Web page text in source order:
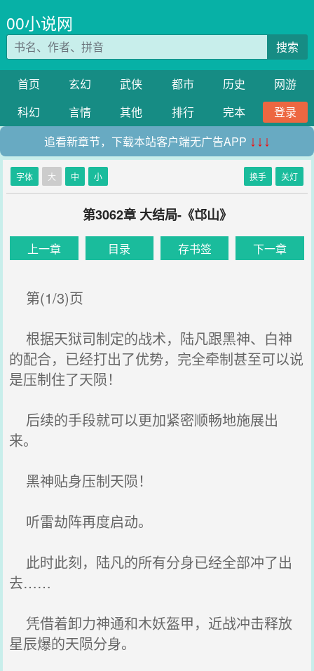
00小说网
搜索
首页 玄幻 武侠 都市 历史
网游
科幻
言情 其他 排行 完本
登录
追看新章节，下载本站客户端无广告APP ↓↓↓
字体 大 中 小 换手 关灯
第3062章 大结局-《邙山》
上一章 目录 存书签 下一章
第(1/3)页
根据天狱司制定的战术，陆凡跟黑神、白神
的配合，已经打出了优势，完全牵制甚至可以说
是压制住了天陨！
后续的手段就可以更加紧密顺畅地施展出
来。
黑神贴身压制天陨！
听雷劫阵再度启动。
此时此刻，陆凡的所有分身已经全部冲了出
去……
凭借着卸力神通和木妖盔甲，近战冲击释放
星辰爆的天陨分身。